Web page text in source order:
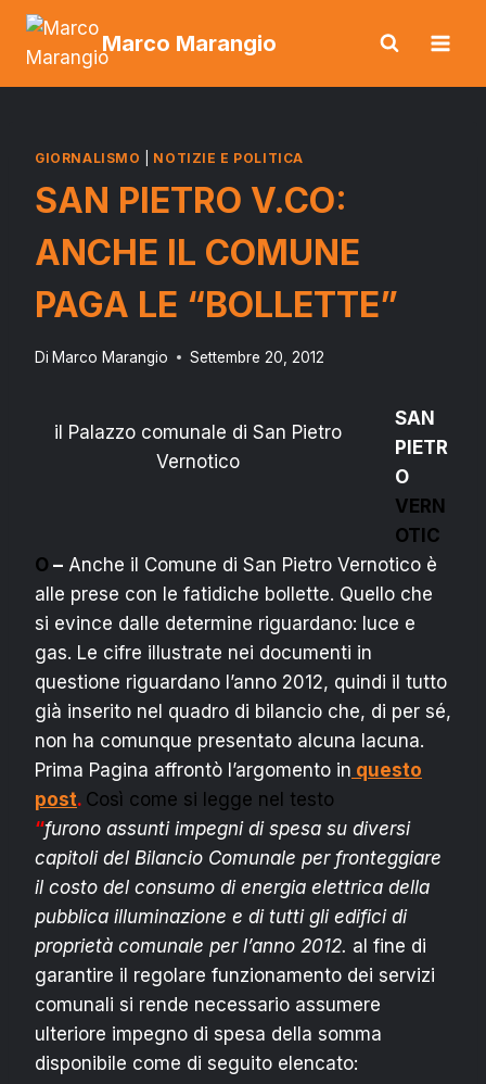
Salta
contenuto
Marco Marangio
GIORNALISMO NOTIZIE E POLITICA
SAN PIETRO V.CO:
ANCHE IL COMUNE
PAGA LE “BOLLETTE”
Di Marco Marangio Settembre 20, 2012
il Palazzo comunale di San Pietro
Vernotico
SAN
PIETR
O
VERN
OTIC
O – Anche il Comune di San Pietro Vernotico è
alle prese con le fatidiche bollette. Quello che
si evince dalle determine riguardano: luce e
gas. Le cifre illustrate nei documenti in
questione riguardano l’anno 2012, quindi il tutto
già inserito nel quadro di bilancio che, di per sé,
non ha comunque presentato alcuna lacuna.
Prima Pagina affrontò l’argomento in questo
post. Così come si legge nel testo
“furono assunti impegni di spesa su diversi
capitoli del Bilancio Comunale per fronteggiare
il costo del consumo di energia elettrica della
pubblica illuminazione e di tutti gli edifici di
proprietà comunale per l’anno 2012. al fine di
garantire il regolare funzionamento dei servizi
comunali si rende necessario assumere
ulteriore impegno di spesa della somma
disponibile come di seguito elencato: